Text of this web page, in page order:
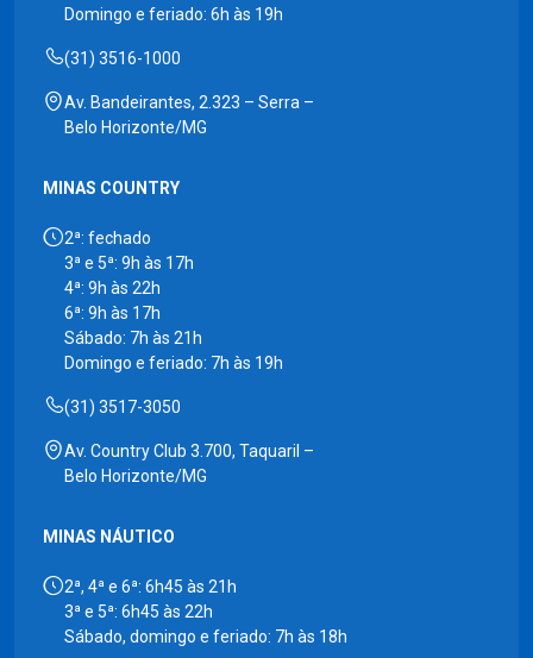
Domingo e feriado: 6h às 19h
(31) 3516-1000
Av. Bandeirantes, 2.323 – Serra –
Belo Horizonte/MG
MINAS COUNTRY
2ª: fechado
3ª e 5ª: 9h às 17h
4ª: 9h às 22h
6ª: 9h às 17h
Sábado: 7h às 21h
Domingo e feriado: 7h às 19h
(31) 3517-3050
Av. Country Club 3.700, Taquaril –
Belo Horizonte/MG
MINAS NÁUTICO
2ª, 4ª e 6ª: 6h45 às 21h
3ª e 5ª: 6h45 às 22h
Sábado, domingo e feriado: 7h às 18h